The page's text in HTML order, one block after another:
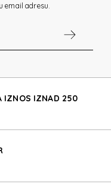
email adresu.
IZNOS IZNAD 250